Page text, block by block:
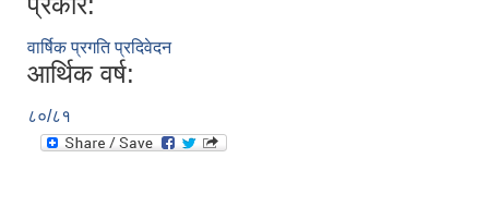
वार्षिक प्रगति प्रदिवेदन
आर्थिक वर्ष:
८०/८१